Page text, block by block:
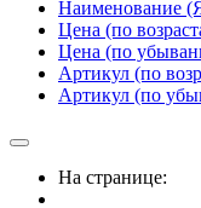
Наименование
Цена (по
Цена (по
Артикул (по
Артикул (по
На странице: